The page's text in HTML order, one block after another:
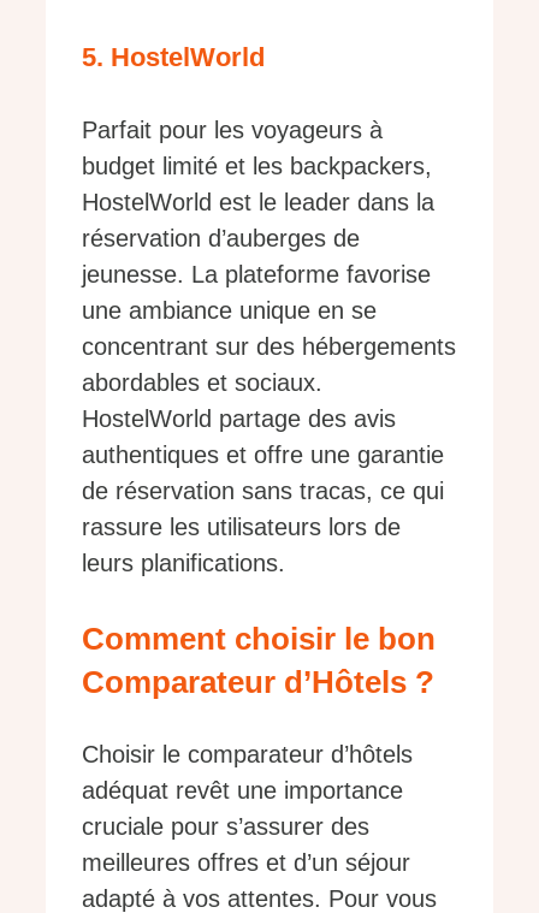
5. HostelWorld
Parfait pour les voyageurs à
budget limité et les backpackers,
HostelWorld est le leader dans la
réservation d’auberges de
jeunesse. La plateforme favorise
une ambiance unique en se
concentrant sur des hébergements
abordables et sociaux.
HostelWorld partage des avis
authentiques et offre une garantie
de réservation sans tracas, ce qui
rassure les utilisateurs lors de
leurs planifications.
Comment choisir le bon
Comparateur d’Hôtels ?
Choisir le comparateur d’hôtels
adéquat revêt une importance
cruciale pour s’assurer des
meilleures offres et d’un séjour
adapté à vos attentes. Pour vous